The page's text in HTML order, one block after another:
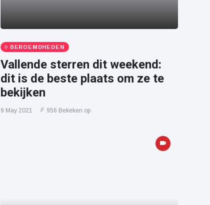
BEROEMDHEDEN
Vallende sterren dit weekend:
dit is de beste plaats om ze te
bekijken
9 May 2021 956 Bekeken op